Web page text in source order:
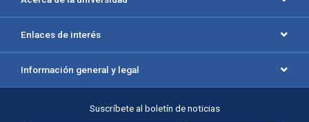
Enlaces de interés
Información general y legal
Suscríbete al boletín de noticias